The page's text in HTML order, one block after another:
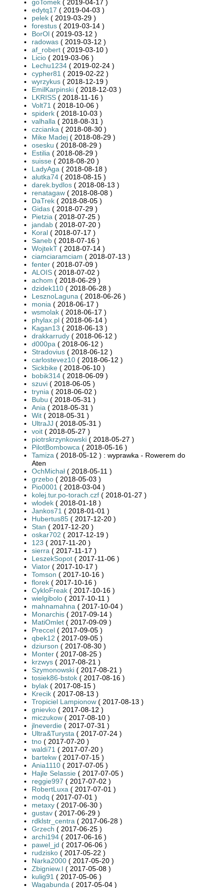
goTomek ( 2019-04-17 )
edytq17 ( 2019-04-03 )
pelek ( 2019-03-29 )
forestus ( 2019-03-14 )
BorOl ( 2019-03-12 )
radowas ( 2019-03-12 )
af_robert ( 2019-03-10 )
Licio ( 2019-03-06 )
Lechu1234 ( 2019-02-24 )
cypher81 ( 2019-02-22 )
wyrzykus ( 2018-12-19 )
EmilKarpinski ( 2018-12-03 )
LKRISS ( 2018-11-16 )
Volt71 ( 2018-10-06 )
spiderk ( 2018-10-03 )
valhalla ( 2018-08-31 )
czcianka ( 2018-08-30 )
Mike Madej ( 2018-08-29 )
osesku ( 2018-08-29 )
Estilia ( 2018-08-29 )
suisse ( 2018-08-20 )
LadyAga ( 2018-08-18 )
alutka74 ( 2018-08-15 )
darek.bydlos ( 2018-08-13 )
renatagaw ( 2018-08-08 )
DaTrek ( 2018-08-05 )
Gidas ( 2018-07-29 )
Pietzia ( 2018-07-25 )
jandab ( 2018-07-20 )
Koral ( 2018-07-17 )
Saneb ( 2018-07-16 )
WojtekT ( 2018-07-14 )
ciamciaramciam ( 2018-07-13 )
fenter ( 2018-07-09 )
ALOIS ( 2018-07-02 )
achom ( 2018-06-29 )
dzidek110 ( 2018-06-28 )
LesznoLaguna ( 2018-06-26 )
monia ( 2018-06-17 )
wsmolak ( 2018-06-17 )
phylax.pl ( 2018-06-14 )
Kagan13 ( 2018-06-13 )
drakkarrudy ( 2018-06-12 )
d000pa ( 2018-06-12 )
Stradovius ( 2018-06-12 )
carlostevez10 ( 2018-06-12 )
Sickbike ( 2018-06-10 )
bobik314 ( 2018-06-09 )
szuvi ( 2018-06-05 )
trynia ( 2018-06-02 )
Bubu ( 2018-05-31 )
Ania ( 2018-05-31 )
Wit ( 2018-05-31 )
UltraJJ ( 2018-05-31 )
voit ( 2018-05-27 )
piotrskrzynkowski ( 2018-05-27 )
PilotBombowca ( 2018-05-16 )
Tamiza ( 2018-05-12 ) : wyprawka - Rowerem do
Aten
OchMichał ( 2018-05-11 )
grzebo ( 2018-05-03 )
Pio0001 ( 2018-03-04 )
kolej.tur.po-torach.czf ( 2018-01-27 )
wlodek ( 2018-01-18 )
Jankos71 ( 2018-01-01 )
Hubertus85 ( 2017-12-20 )
Stan ( 2017-12-20 )
oskar702 ( 2017-12-19 )
123 ( 2017-11-20 )
sierra ( 2017-11-17 )
LeszekSopot ( 2017-11-06 )
Viator ( 2017-10-17 )
Tomson ( 2017-10-16 )
florek ( 2017-10-16 )
CykloFreak ( 2017-10-16 )
wielgibolo ( 2017-10-11 )
mahnamahna ( 2017-10-04 )
Monarchis ( 2017-09-14 )
MatiOmlet ( 2017-09-09 )
Preccel ( 2017-09-05 )
qbek12 ( 2017-09-05 )
dziurson ( 2017-08-30 )
Monter ( 2017-08-25 )
krzwys ( 2017-08-21 )
Szymonowski ( 2017-08-21 )
tosiek86-bstok ( 2017-08-16 )
bylak ( 2017-08-15 )
Krecik ( 2017-08-13 )
Tropiciel Lampionow ( 2017-08-13 )
gnievko ( 2017-08-12 )
miczukow ( 2017-08-10 )
jlneverdie ( 2017-07-31 )
Ultra&Turysta ( 2017-07-24 )
tno ( 2017-07-20 )
waldi71 ( 2017-07-20 )
bartekw ( 2017-07-15 )
Ania1110 ( 2017-07-05 )
Hajle Selassie ( 2017-07-05 )
reggie997 ( 2017-07-02 )
RobertLuxa ( 2017-07-01 )
modq ( 2017-07-01 )
metaxy ( 2017-06-30 )
gustav ( 2017-06-29 )
rdklstr_centra ( 2017-06-28 )
Grzech ( 2017-06-25 )
archi194 ( 2017-06-16 )
pawel_jd ( 2017-06-06 )
rudzisko ( 2017-05-22 )
Narka2000 ( 2017-05-20 )
Zbigniew.I ( 2017-05-08 )
kulig91 ( 2017-05-06 )
Wagabunda ( 2017-05-04 )